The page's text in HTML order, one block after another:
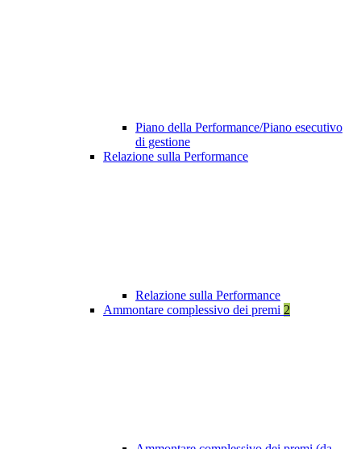
Piano della Performance/Piano esecutivo
di gestione
Relazione sulla Performance
Relazione sulla Performance
Ammontare complessivo dei premi 2